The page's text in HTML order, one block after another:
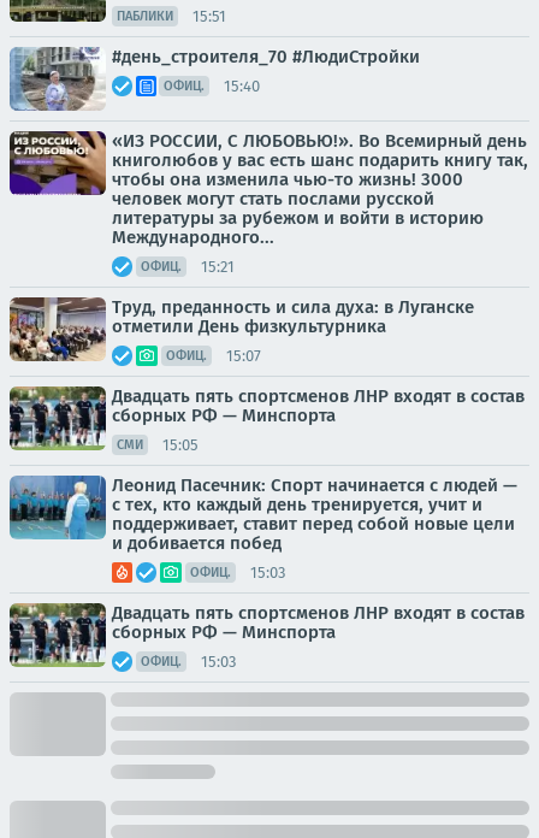
ПАБЛИКИ 15:51
#день_строителя_70 #ЛюдиСтройки
ОФИЦ. 15:40
«ИЗ РОССИИ, С ЛЮБОВЬЮ!». Во Всемирный день
книголюбов у вас есть шанс подарить книгу так,
чтобы она изменила чью-то жизнь! 3000
человек могут стать послами русской
литературы за рубежом и войти в историю
Международного...
ОФИЦ. 15:21
Труд, преданность и сила духа: в Луганске
отметили День физкультурника
ОФИЦ. 15:07
Двадцать пять спортсменов ЛНР входят в состав
сборных РФ — Минспорта
СМИ 15:05
Леонид Пасечник: Спорт начинается с людей —
с тех, кто каждый день тренируется, учит и
поддерживает, ставит перед собой новые цели
и добивается побед
ОФИЦ. 15:03
Двадцать пять спортсменов ЛНР входят в состав
сборных РФ — Минспорта
ОФИЦ. 15:03